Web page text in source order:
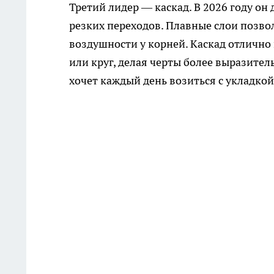
Третий лидер — каскад. В 2026 году
резких переходов. Плавные слои
воздушности у корней. Каскад
или круг, делая черты более
хочет каждый день возиться с